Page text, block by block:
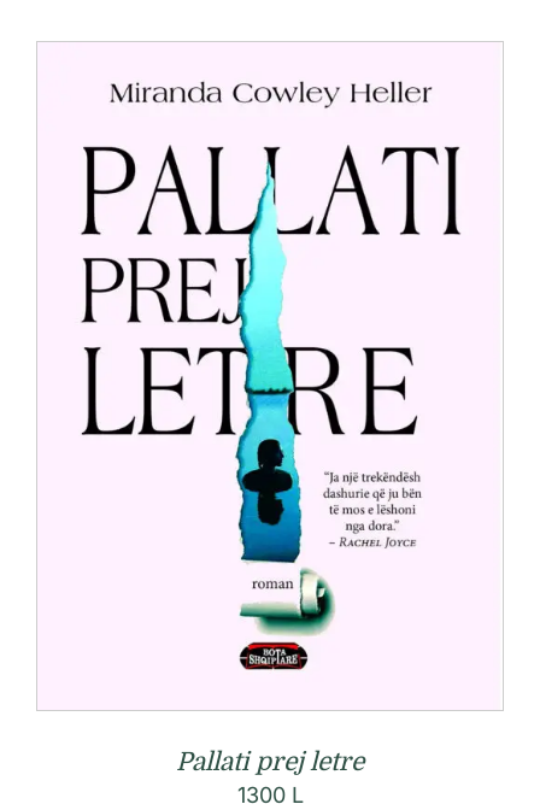
Ditarë
Evente
Blog
Pallati prej letre
1300 L